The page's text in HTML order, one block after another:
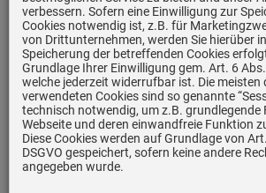
Artikel-Nummer:19952223 | Herstellernummer:
EAN:4051202537869
verbessern. Sofern eine Einwilligung zur
Cookies notwendig ist, z.B. für
von Drittunternehmen, werden Sie hierüber
Speicherung der betreffenden Cookies
Grundlage Ihrer Einwilligung gem. Art. 6 Abs.
welche jederzeit widerrufbar ist. Die meisten
verwendeten Cookies sind so genannte
technisch notwendig, um z.B. grundlegende
Webseite und deren einwandfreie Funktion
Diese Cookies werden auf Grundlage von
DSGVO gespeichert, sofern keine andere
angegeben wurde.